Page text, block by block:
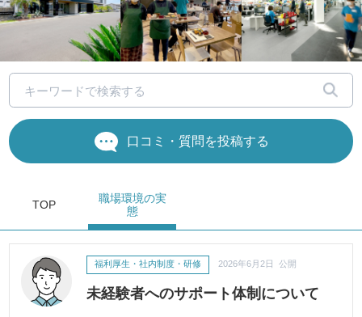
口コミ・質問を投稿する
TOP
職場環境の実
態
未経験者へのサポート体制について
福利厚生・社内制度・研修 2026年6月2日 公開